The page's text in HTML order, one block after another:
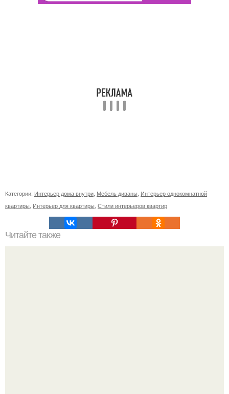
Категории: Интерьер дома внутри Мебель диваны Интерьер однокомнатной
квартиры Интерьер для квартиры Стили интерьеров квартир
Читайте также